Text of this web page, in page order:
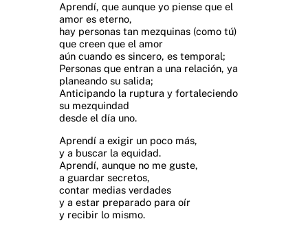
Aprendí, que aunque yo piense que el
amor es eterno,
hay personas tan mezquinas (como tú)
que creen que el amor
aún cuando es sincero, es temporal;
Personas que entran a una relación, ya
planeando su salida;
Anticipando la ruptura y fortaleciendo
su mezquindad
desde el día uno.
Aprendí a exigir un poco más,
y a buscar la equidad.
Aprendí, aunque no me guste,
a guardar secretos,
contar medias verdades
y a estar preparado para oír
y recibir lo mismo.